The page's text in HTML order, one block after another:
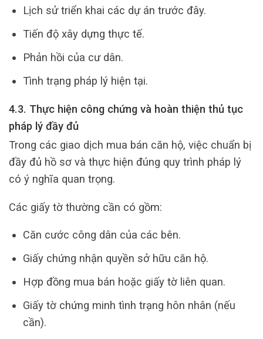
Lịch sử triển khai các dự án trước đây.
Tiến độ xây dựng thực tế.
Phản hồi của cư dân.
Tình trạng pháp lý hiện tại.
4.3. Thực hiện công chứng và hoàn thiện thủ tục
pháp lý đầy đủ
Trong các giao dịch mua bán căn hộ, việc chuẩn bị
đầy đủ hồ sơ và thực hiện đúng quy trình pháp lý
có ý nghĩa quan trọng.
Các giấy tờ thường cần có gồm:
Căn cước công dân của các bên.
Giấy chứng nhận quyền sở hữu căn hộ.
Hợp đồng mua bán hoặc giấy tờ liên quan.
Giấy tờ chứng minh tình trạng hôn nhân (nếu
cần).